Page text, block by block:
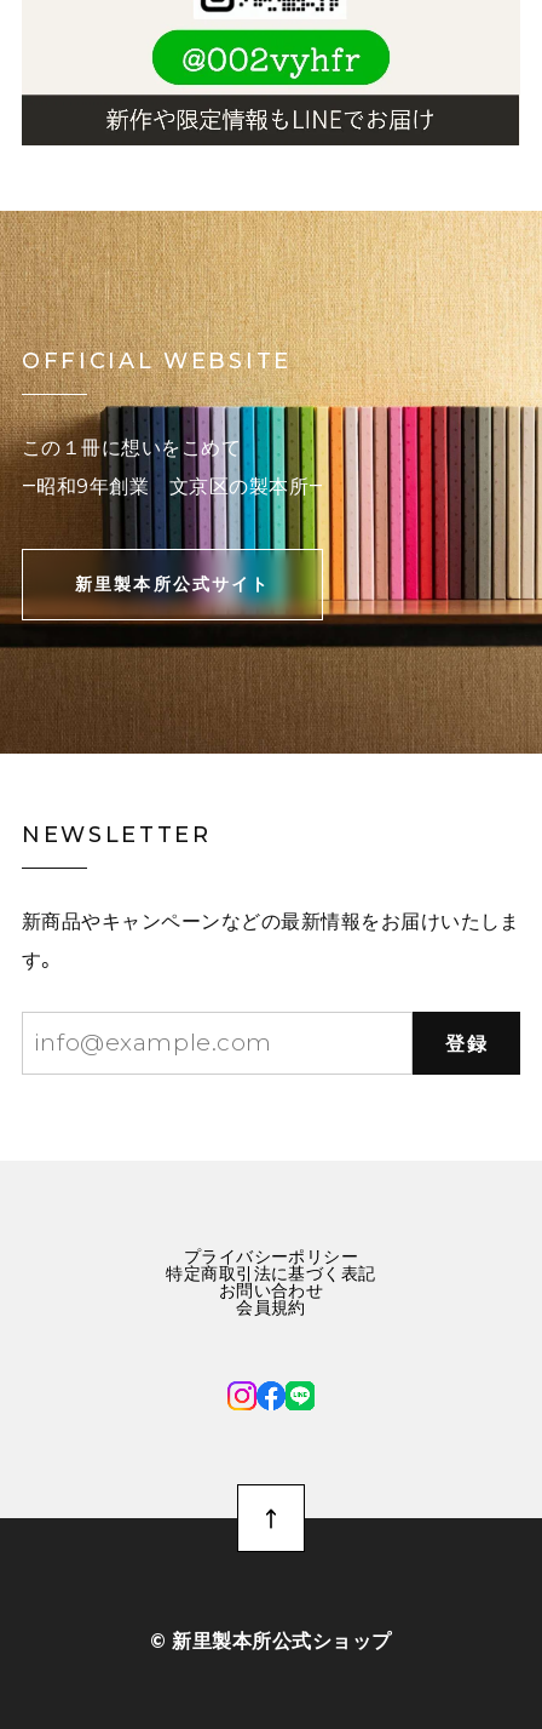
OFFICIAL WEBSITE
この１冊に想いをこめて
―昭和9年創業 文京区の製本所―
新里製本所公式サイト
NEWSLETTER
新商品やキャンペーンなどの最新情報をお届けいたしま
す。
登録
プライバシーポリシー
特定商取引法に基づく表記
お問い合わせ
会員規約
©︎ 新里製本所公式ショップ